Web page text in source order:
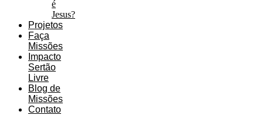
é
Jesus?
Projetos
Faça
Missões
Impacto
Sertão
Livre
Blog de
Missões
Contato